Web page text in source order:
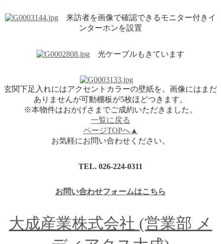
来訪者を画像で確認できるモニター付きイ
ンターホンを設置
光ケーブルもきています
玄関下足入れにはアクセントカラーの壁紙を。画像にはまだ
ありませんが可動棚板が5枚ほどつきます。
※本物件はおかげさまでご成約いただきました。
一覧に戻る
ページTOPへ▲
お気軽にお問い合わせください。
TEL. 026-224-0311
お問い合わせフォームはこちら
大成産業株式会社 (営業部 メ